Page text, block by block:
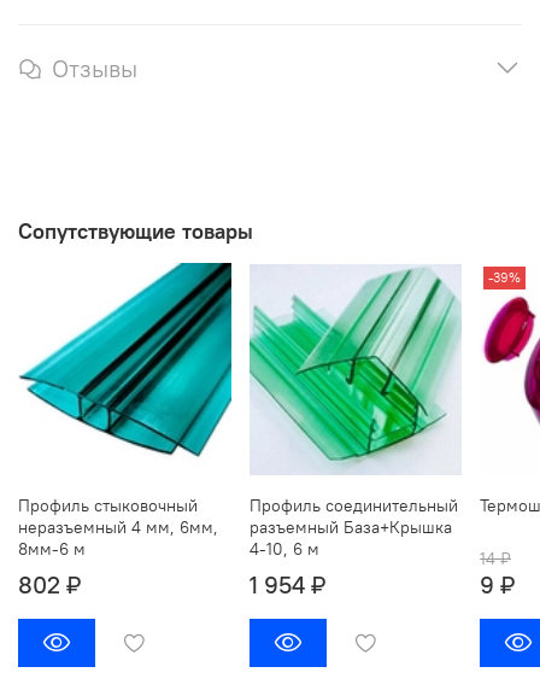
Отзывы
Сопутствующие товары
Профиль стыковочный
неразъемный 4 мм, 6мм,
8мм-6 м
802 ₽
Профиль соединительный
разъемный База+Крышка
4-10, 6 м
1 954 ₽
-39%
14 ₽
9 ₽